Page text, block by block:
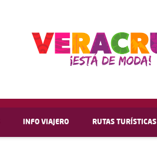
INFO VIAJERO RUTAS TURÍSTICAS